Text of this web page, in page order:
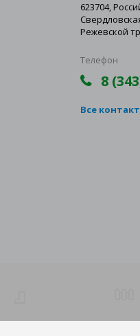
623704,
Режевской
Телефон
8
Все